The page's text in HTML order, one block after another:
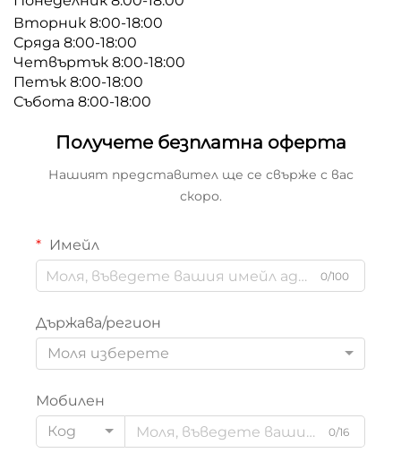
Вторник 8:00-18:00
Сряда 8:00-18:00
Четвъртък 8:00-18:00
Петък 8:00-18:00
Събота 8:00-18:00
Получете безплатна оферта
Нашият представител ще се свърже с вас
скоро.
Имейл
0/100
Държава/регион
Моля изберете
Мобилен
Код
0/16